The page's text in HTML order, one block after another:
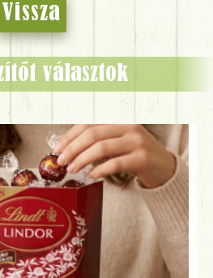
Vissza
választok